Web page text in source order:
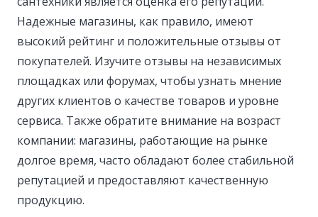
Надежные магазины, как правило, имеют
высокий рейтинг и положительные отзывы от
покупателей. Изучите отзывы на независимых
площадках или форумах, чтобы узнать мнение
других клиентов о качестве товаров и уровне
сервиса. Также обратите внимание на возраст
компании: магазины, работающие на рынке
долгое время, часто обладают более стабильной
репутацией и предоставляют качественную
продукцию.